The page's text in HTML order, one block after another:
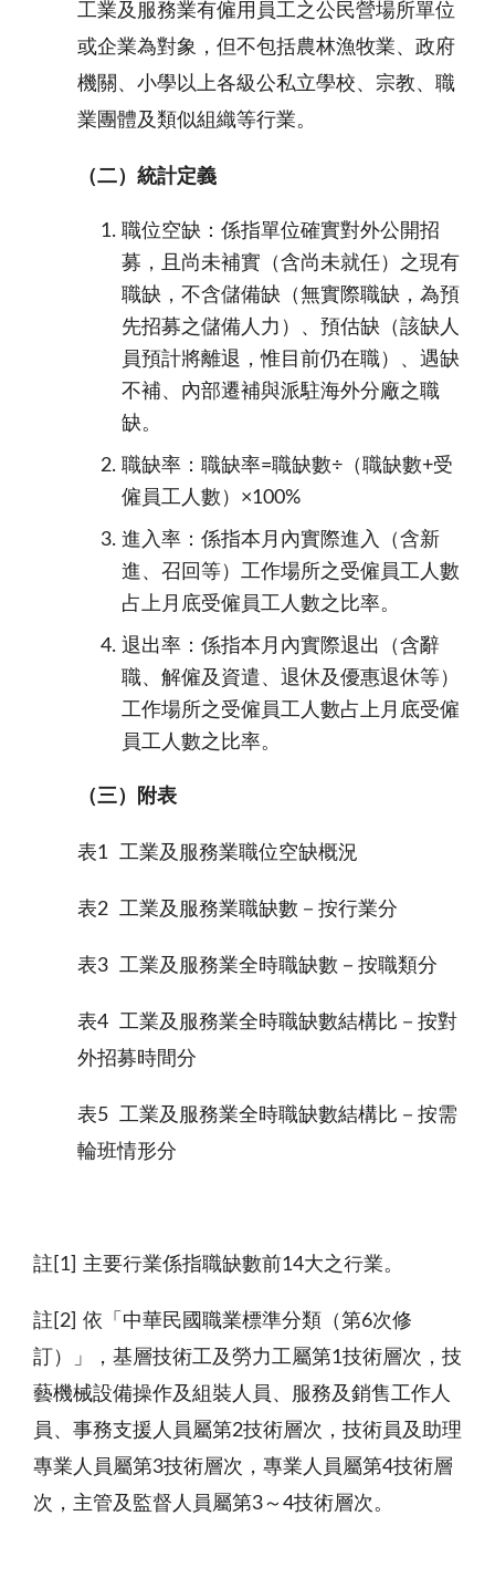
工業及服務業有僱用員工之公民營場所單位
或企業為對象，但不包括農林漁牧業、政府
機關、小學以上各級公私立學校、宗教、職
業團體及類似組織等行業。
（二）統計定義
職位空缺：係指單位確實對外公開招
募，且尚未補實（含尚未就任）之現有
職缺，不含儲備缺（無實際職缺，為預
先招募之儲備人力）、預估缺（該缺人
員預計將離退，惟目前仍在職）、遇缺
不補、內部遷補與派駐海外分廠之職
缺。
職缺率：職缺率=職缺數÷（職缺數+受
僱員工人數）×100%
進入率：係指本月內實際進入（含新
進、召回等）工作場所之受僱員工人數
占上月底受僱員工人數之比率。
退出率：係指本月內實際退出（含辭
職、解僱及資遣、退休及優惠退休等）
工作場所之受僱員工人數占上月底受僱
員工人數之比率。
（三）附表
表1 工業及服務業職位空缺概況
表2 工業及服務業職缺數－按行業分
表3 工業及服務業全時職缺數－按職類分
表4 工業及服務業全時職缺數結構比－按對
外招募時間分
表5 工業及服務業全時職缺數結構比－按需
輪班情形分
註[1] 主要行業係指職缺數前14大之行業。
註[2]
依「中華民國職業標準分類（第6次修
訂）」，基層技術工及勞力工屬第1技術層次，技
藝機械設備操作及組裝人員、服務及銷售工作人
員、事務支援人員屬第2技術層次，技術員及助理
專業人員屬第3技術層次，專業人員屬第4技術層
次，主管及監督人員屬第3～4技術層次。